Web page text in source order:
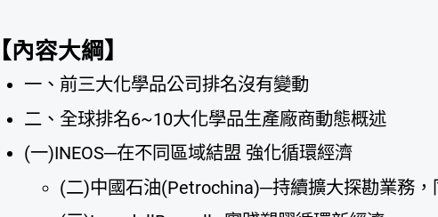
【內容大綱】
一、前三大化學品公司排名沒有變動
二、全球排名6~10大化學品生產廠商動態概述
(一)INEOS─在不同區域結盟 強化循環經濟
(二)中國石油(Petrochina)─持續擴大探勘業務，